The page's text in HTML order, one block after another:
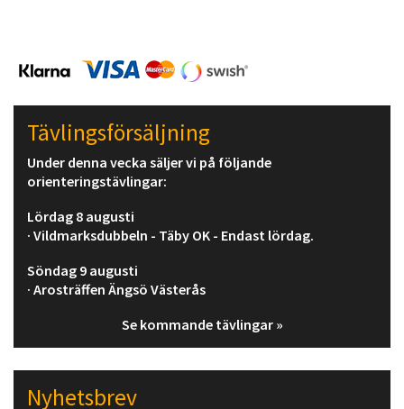
Tävlingsförsäljning
Under denna vecka säljer vi på följande
orienteringstävlingar:
Lördag 8 augusti
· Vildmarksdubbeln - Täby OK - Endast lördag.
Söndag 9 augusti
· Arosträffen Ängsö Västerås
Se kommande tävlingar »
Nyhetsbrev